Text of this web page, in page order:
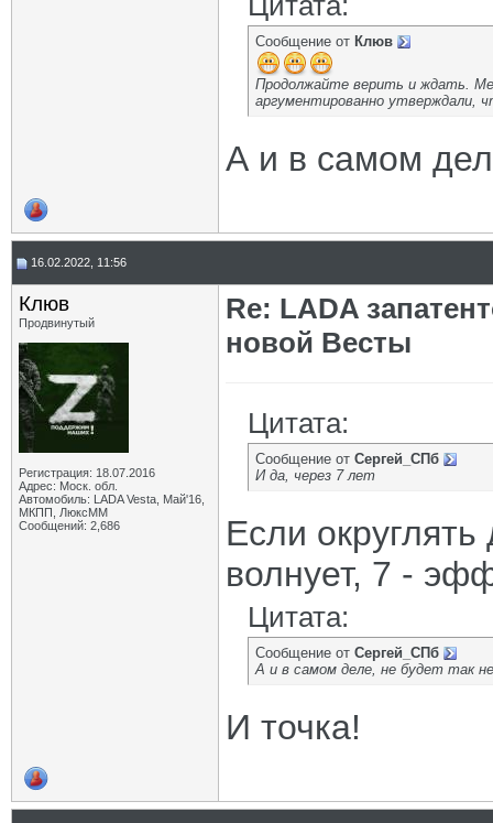
Сообщение от Клюв
Продолжайте верить и ждать.
аргументированно утверждали,
А и в самом
16.02.2022, 11:56
Клюв
Продвинутый
Регистрация: 18.07.2016
Адрес: Моск. обл.
Автомобиль: LADA Vesta, Май'16,
МКПП, ЛюксММ
Сообщений: 2,686
Re: LADA
новой Весты
Цитата:
Сообщение от Сергей_СПб
И да, через 7 лет
Если округлять
волнует, 7 -
Цитата:
Сообщение от Сергей_СПб
А и в самом деле, не будет так
И точка!